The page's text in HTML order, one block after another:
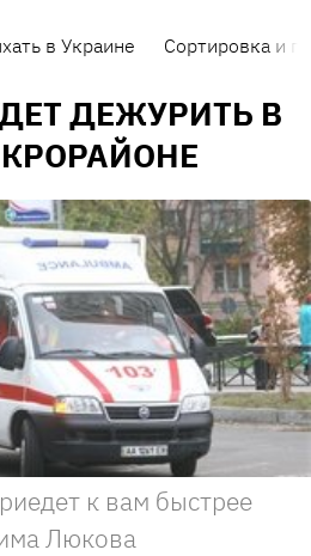
в Украине Сортировка и
ДЕЖУРИТЬ В
к вам быстрее
Люкова